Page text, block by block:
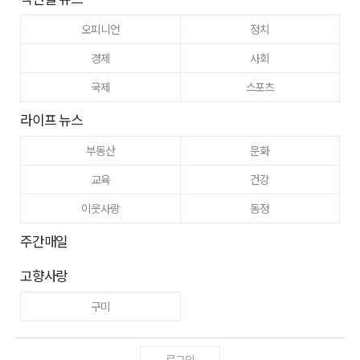
오피니언
정치
경제
사회
국제
스포츠
라이프 뉴스
부동산
문화
교육
건강
이웃사랑
동정
주간매일
고향사랑
구미